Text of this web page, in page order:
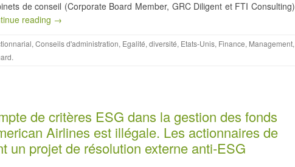
de conseil (Corporate Board Member, GRC Diligent et FTI Consulting)
reading →
, Conseils d'administration, Egalité, diversité, Etats-Unis, Finance, Management,
.
de critères ESG dans la gestion des fonds
Airlines est illégale. Les actionnaires de
un projet de résolution externe anti-ESG